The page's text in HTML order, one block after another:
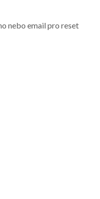
nebo email pro reset